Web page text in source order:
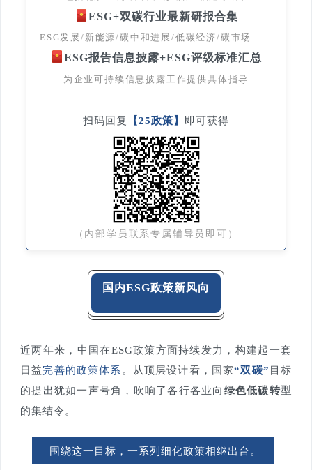
ESG+双碳行业最新研报合集
ESG发展/新能源/碳中和进展/低碳经济/碳市场……
ESG报告信息披露+ESG评级标准汇总
为企业可持续信息披露工作提供具体指导
扫码回复 【25政策】 即可获得
（内部学员联系专属辅导员即可）
国内ESG政策新风向
近两年来，中国在ESG政策方面持续发力，构建起一套
日益完善的政策体系 。从顶层设计看，国家“双碳” 目标
的提出犹如一声号角，吹响了各行各业向 绿色低碳转型
的集结令。
围绕这一目标，一系列细化政策相继出台。